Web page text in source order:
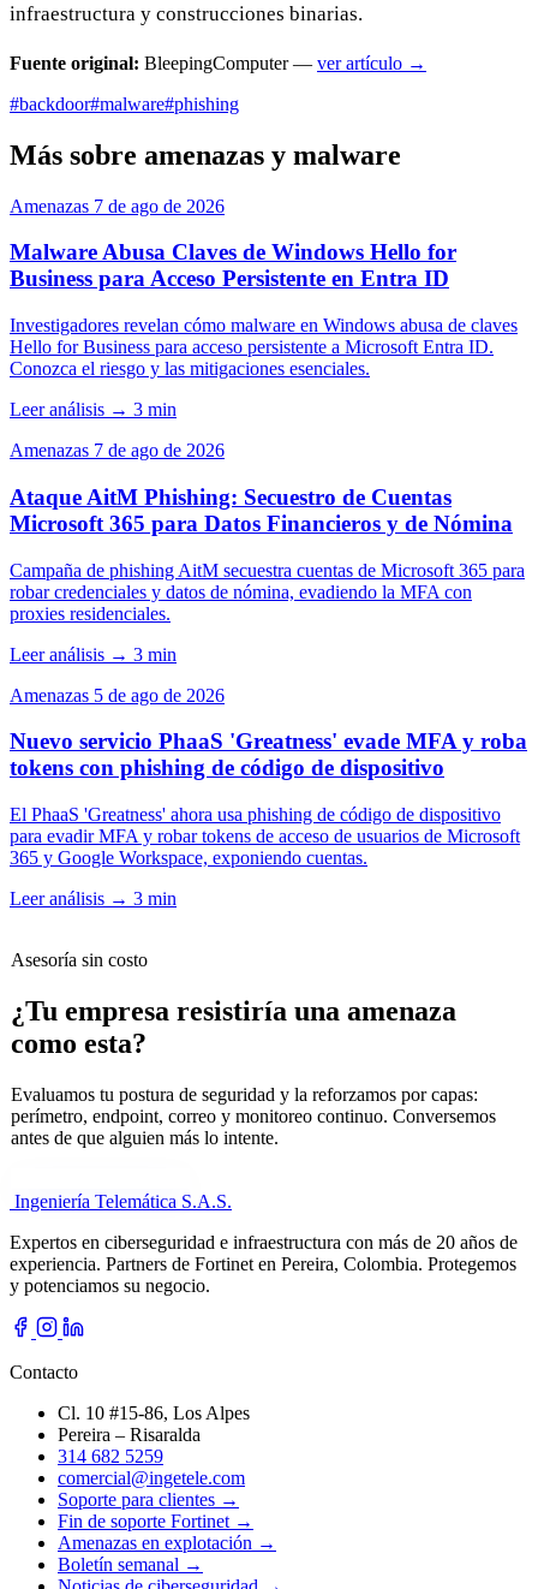
infraestructura y construcciones binarias.
Fuente original: BleepingComputer — ver artículo →
#backdoor#malware#phishing
Más sobre amenazas y malware
Amenazas 7 de ago de 2026
Malware Abusa Claves de Windows Hello for
Business para Acceso Persistente en Entra ID
Investigadores revelan cómo malware en Windows abusa de claves
Hello for Business para acceso persistente a Microsoft Entra ID.
Conozca el riesgo y las mitigaciones esenciales.
Leer análisis → 3 min
Amenazas 7 de ago de 2026
Ataque AitM Phishing: Secuestro de Cuentas
Microsoft 365 para Datos Financieros y de Nómina
Campaña de phishing AitM secuestra cuentas de Microsoft 365 para
robar credenciales y datos de nómina, evadiendo la MFA con
proxies residenciales.
Leer análisis → 3 min
Amenazas 5 de ago de 2026
Nuevo servicio PhaaS 'Greatness' evade MFA y roba
tokens con phishing de código de dispositivo
El PhaaS 'Greatness' ahora usa phishing de código de dispositivo
para evadir MFA y robar tokens de acceso de usuarios de Microsoft
365 y Google Workspace, exponiendo cuentas.
Leer análisis → 3 min
Asesoría sin costo
¿Tu empresa resistiría una amenaza
como esta?
Evaluamos tu postura de seguridad y la reforzamos por capas:
perímetro, endpoint, correo y monitoreo continuo. Conversemos
antes de que alguien más lo intente.
Ingeniería Telemática S.A.S.
Expertos en ciberseguridad e infraestructura con más de 20 años de
experiencia. Partners de Fortinet en Pereira, Colombia. Protegemos
y potenciamos su negocio.
Contacto
Cl. 10 #15-86, Los Alpes
Pereira – Risaralda
314 682 5259
comercial@ingetele.com
Soporte para clientes →
Fin de soporte Fortinet →
Amenazas en explotación →
Boletín semanal →